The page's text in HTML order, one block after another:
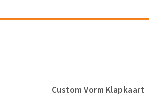
Custom Vorm Klapkaart